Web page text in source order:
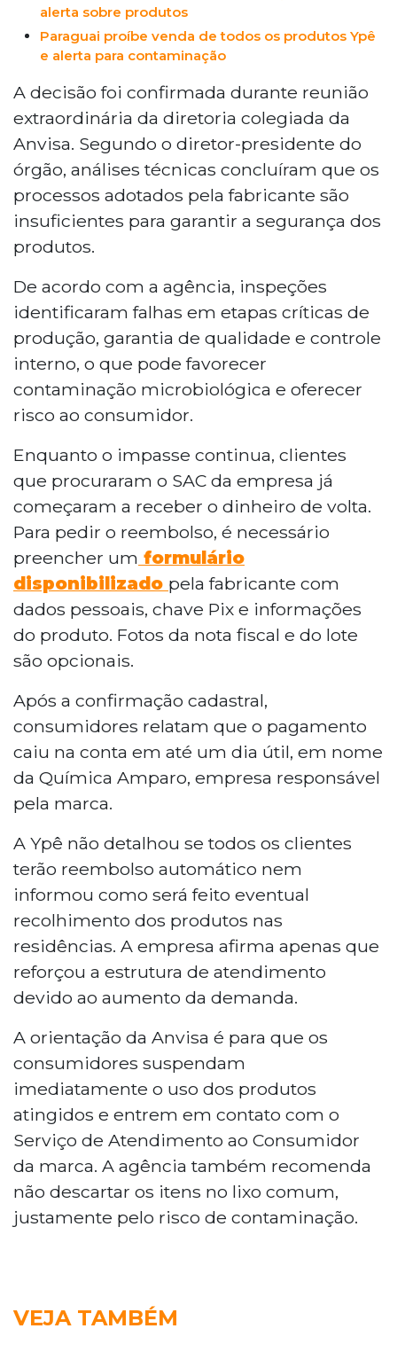
alerta sobre produtos
Paraguai proíbe venda de todos os produtos Ypê
e alerta para contaminação
A decisão foi confirmada durante reunião
extraordinária da diretoria colegiada da
Anvisa. Segundo o diretor-presidente do
órgão, análises técnicas concluíram que os
processos adotados pela fabricante são
insuficientes para garantir a segurança dos
produtos.
De acordo com a agência, inspeções
identificaram falhas em etapas críticas de
produção, garantia de qualidade e controle
interno, o que pode favorecer
contaminação microbiológica e oferecer
risco ao consumidor.
Enquanto o impasse continua, clientes
que procuraram o SAC da empresa já
começaram a receber o dinheiro de volta.
Para pedir o reembolso, é necessário
preencher um formulário
disponibilizado pela fabricante com
dados pessoais, chave Pix e informações
do produto. Fotos da nota fiscal e do lote
são opcionais.
Após a confirmação cadastral,
consumidores relatam que o pagamento
caiu na conta em até um dia útil, em nome
da Química Amparo, empresa responsável
pela marca.
A Ypê não detalhou se todos os clientes
terão reembolso automático nem
informou como será feito eventual
recolhimento dos produtos nas
residências. A empresa afirma apenas que
reforçou a estrutura de atendimento
devido ao aumento da demanda.
A orientação da Anvisa é para que os
consumidores suspendam
imediatamente o uso dos produtos
atingidos e entrem em contato com o
Serviço de Atendimento ao Consumidor
da marca. A agência também recomenda
não descartar os itens no lixo comum,
justamente pelo risco de contaminação.
VEJA TAMBÉM